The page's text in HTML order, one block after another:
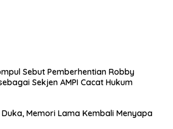
Sebut Pemberhentian Robby
Sekjen AMPI Cacat Hukum
Memori Lama Kembali Menyapa